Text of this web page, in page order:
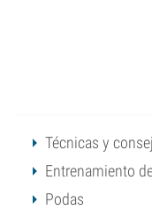
Técnicas y
Entrenamiento
Podas